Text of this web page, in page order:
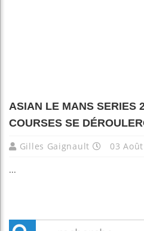
ASIAN LE MANS SERIES
COURSES SE
Gilles Gaignault 03
...